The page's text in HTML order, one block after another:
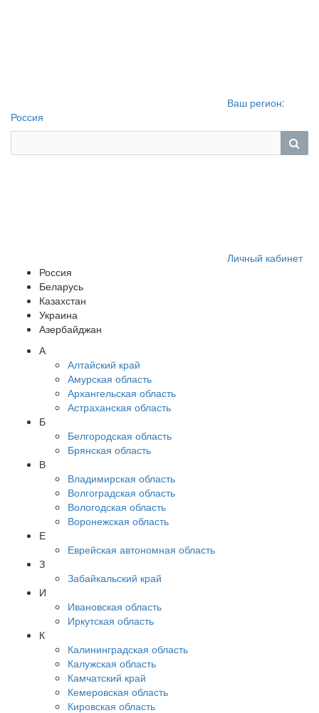
Ваш регион:
Россия
Личный кабинет
Россия
Беларусь
Казахстан
Украина
Азербайджан
А
Алтайский край
Амурская область
Архангельская область
Астраханская область
Б
Белгородская область
Брянская область
В
Владимирская область
Волгоградская область
Вологодская область
Воронежская область
Е
Еврейская автономная область
З
Забайкальский край
И
Ивановская область
Иркутская область
К
Калининградская область
Калужская область
Камчатский край
Кемеровская область
Кировская область